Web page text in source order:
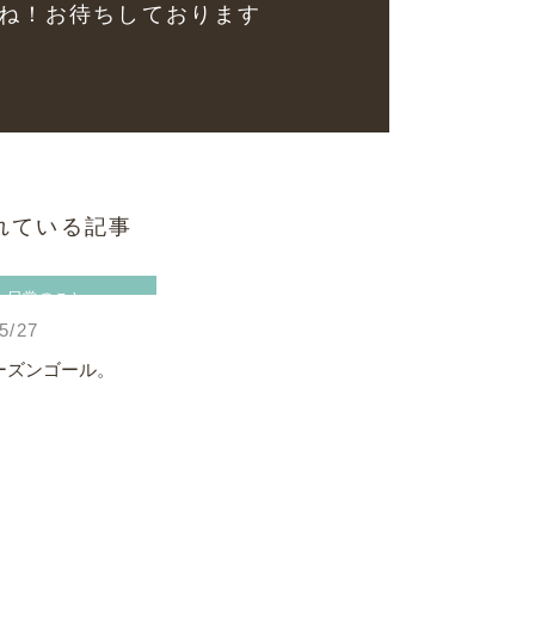
！お待ちしております
ている記事
日常のこと
27
ンゴール。